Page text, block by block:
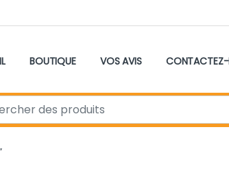
BOUTIQUE VOS AVIS